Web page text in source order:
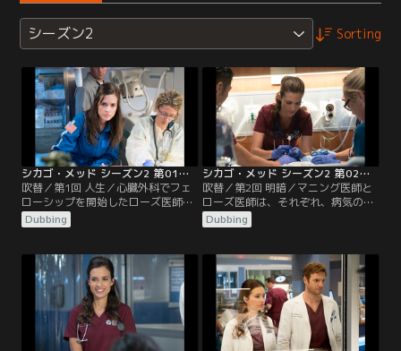
シーズン2 Sorting
シカゴ・メッド シーズン2 第01話／吹替
吹替／第1回 人生／心臓外科でフェ
ローシップを開始したローズ医師だ
ったが、新しい上司レイサム医師と
の関係は、出だしでつまずく。チー
を切ったチョイ医師は、うまくいか
ず難しさを痛感する。チャールズ医
師は、サラに、サラが思いもよらな
かった面白い提案を持ちかける。
Dubbing
シカゴ・メッド シーズン2 第02話／吹替
吹替／第2回 明暗／マニング医師と
ローズ医師は、それぞれ、病気の赤
ん坊が関わる複雑なケースを扱う。
この2件は関連があった。ハルステ
ホームレス男性を診察する。彼の持
つ明るさに医師は刺激を受け学んで
いく。チョイ医師は一日助手の海軍
衛生兵とともに、市内で起きたギャ
ングの発砲事件の被害者を治療す
る。
Dubbing